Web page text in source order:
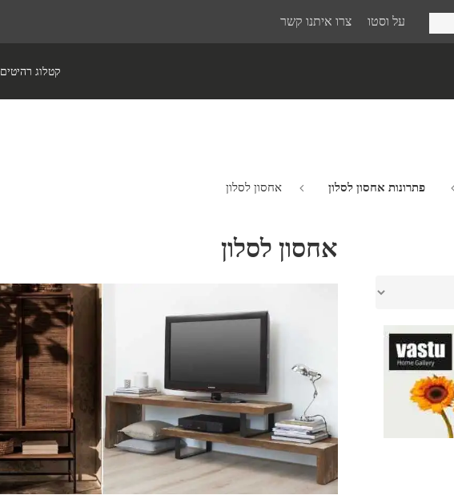
על וסטו צרו איתנו קשר
קטלוג רהיטים
פתרונות אחסון לסלון אחסון לסלון
אחסון לסלון